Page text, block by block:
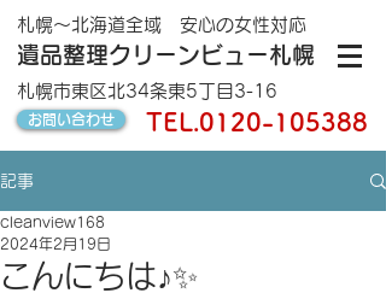
遺品整理クリーンビュー札幌
札幌～北海道全域 安心の女性対応
札幌市東区北34条東5丁目3-16
お問い合わせ TEL.0120-105388
記事
こんにちは♪✨
cleanview168
2024年2月19日